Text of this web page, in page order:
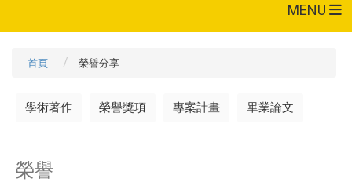
MENU
首頁 榮譽分享
學術著作 榮譽獎項 專案計畫 畢業論文
榮譽